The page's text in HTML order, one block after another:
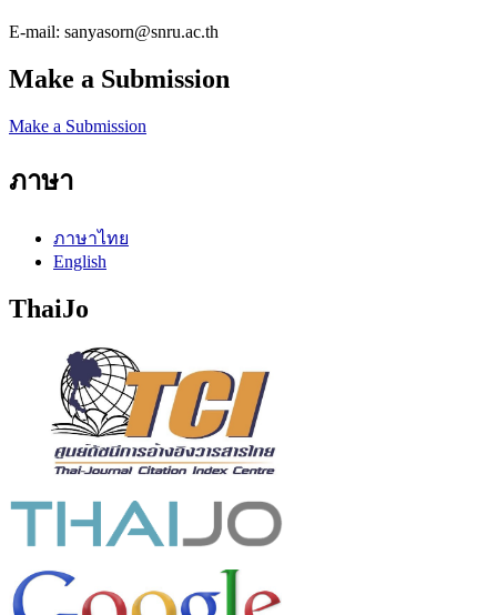
E-mail: sanyasorn@snru.ac.th
Make a Submission
Make a Submission
ภาษา
ภาษาไทย
English
ThaiJo